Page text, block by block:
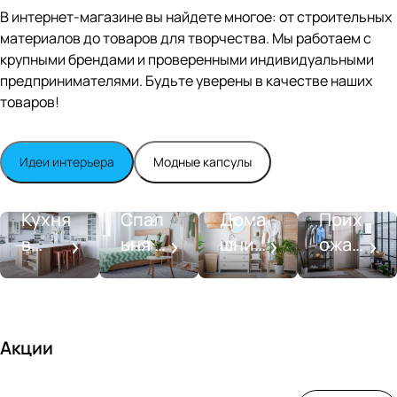
n
Whit
e
satin
В интернет-магазине вы найдете многое: от строительных
материалов до товаров для творчества. Мы работаем с
крупными брендами и проверенными индивидуальными
предпринимателями. Будьте уверены в качестве наших
товаров!
Идеи интерьера Модные капсулы
Кухня
в
стиле
Спал
ьня в
совре
Дома
шний
SPA-
Прих
ожая
со
Акции